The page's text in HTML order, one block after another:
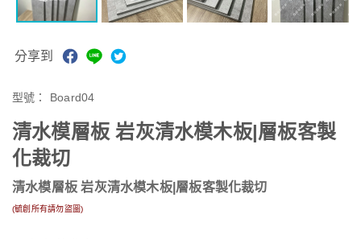
分享到
型號： Board04
清水模層板 岩灰清水模木板|層板客製
化裁切
清水模層板 岩灰清水模木板|層板客製化裁切
(毓創所有請勿盜圖)